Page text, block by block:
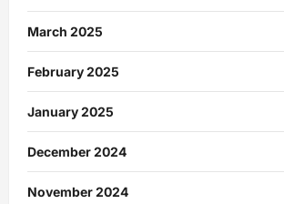
March 2025
February 2025
January 2025
December 2024
November 2024